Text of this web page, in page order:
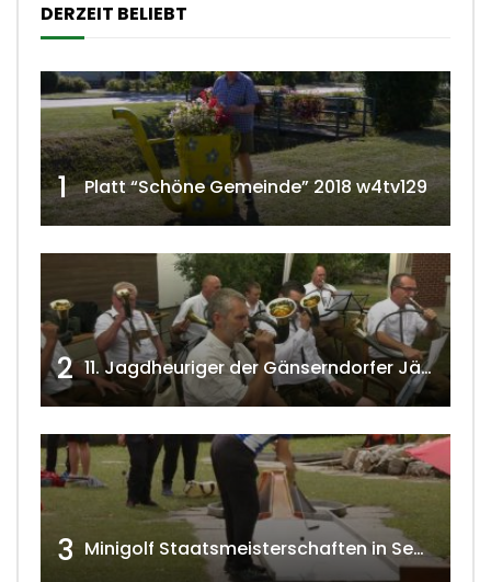
DERZEIT BELIEBT
1 Platt “Schöne Gemeinde” 2018 w4tv129
2 11. Jagdheuriger der Gänserndorfer Jäger 2020 w4tv166
3 Minigolf Staatsmeisterschaften in Seefeld-Kadolz w4tv174